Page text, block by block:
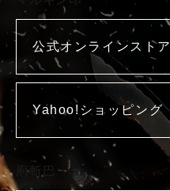
公式オンラインストア
Yahoo!ショッピング
庖斬巴